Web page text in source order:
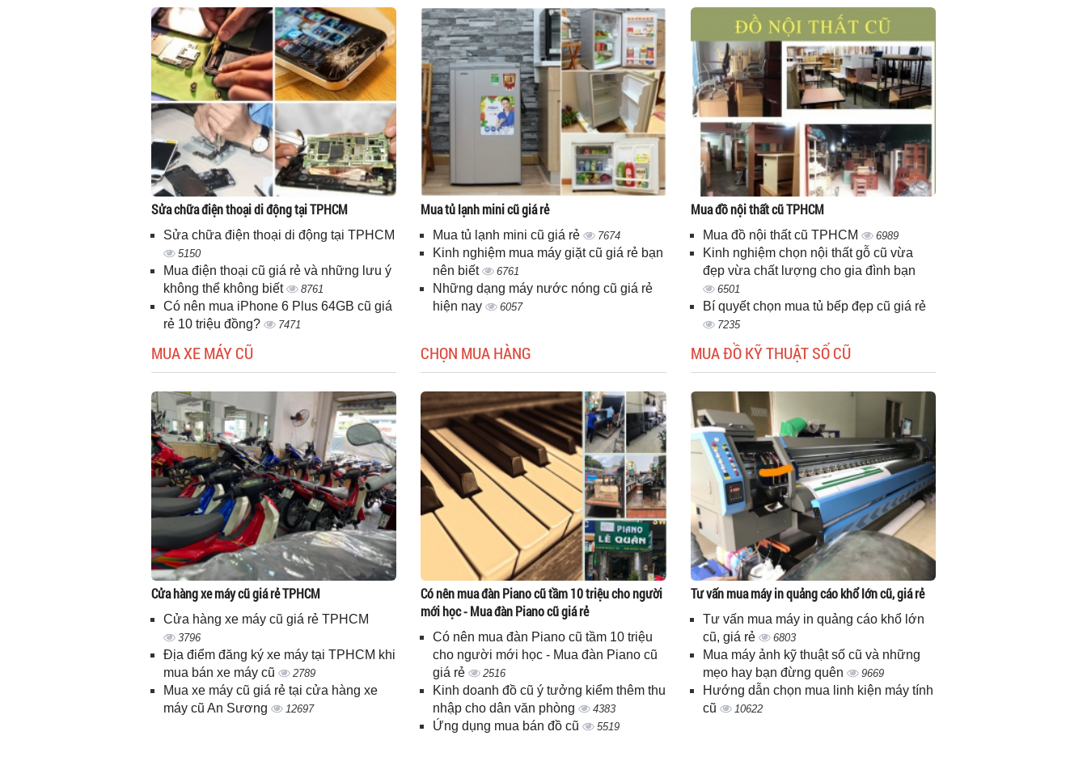
Sửa chữa điện thoại di động tại TPHCM
Sửa chữa điện thoại di động tại TPHCM
5150
Mua điện thoại cũ giá rẻ và những lưu ý
không thể không biết
8761
Có nên mua iPhone 6 Plus 64GB cũ giá
rẻ 10 triệu đồng?
7471
Mua tủ lạnh mini cũ giá rẻ
Mua tủ lạnh mini cũ giá rẻ 7674
Kinh nghiệm mua máy giặt cũ giá rẻ bạn
nên biết
6761
Những dạng máy nước nóng cũ giá rẻ
hiện nay
6057
Mua đồ nội thất cũ TPHCM
Mua đồ nội thất cũ TPHCM 6989
Kinh nghiệm chọn nội thất gỗ cũ vừa
đẹp vừa chất lượng cho gia đình bạn
6501
Bí quyết chọn mua tủ bếp đẹp cũ giá rẻ
7235
MUA XE MÁY CŨ
Cửa hàng xe máy cũ giá rẻ TPHCM
Cửa hàng xe máy cũ giá rẻ TPHCM
3796
Địa điểm đăng ký xe máy tại TPHCM khi
mua bán xe máy cũ
2789
Mua xe máy cũ giá rẻ tại cửa hàng xe
máy cũ An Sương
12697
CHỌN MUA HÀNG
Có nên mua đàn Piano cũ tầm 10 triệu cho người
mới học - Mua đàn Piano cũ giá rẻ
Có nên mua đàn Piano cũ tầm 10 triệu
cho người mới học - Mua đàn Piano cũ
giá rẻ
2516
Kinh doanh đồ cũ ý tưởng kiểm thêm thu
nhập cho dân văn phòng
4383
Ứng dụng mua bán đồ cũ 5519
MUA ĐỒ KỸ THUẬT SỐ CŨ
Tư vấn mua máy in quảng cáo khổ lớn cũ, giá rẻ
Tư vấn mua máy in quảng cáo khổ lớn
cũ, giá rẻ
6803
Mua máy ảnh kỹ thuật số cũ và những
mẹo hay bạn đừng quên
9669
Hướng dẫn chọn mua linh kiện máy tính
cũ
10622